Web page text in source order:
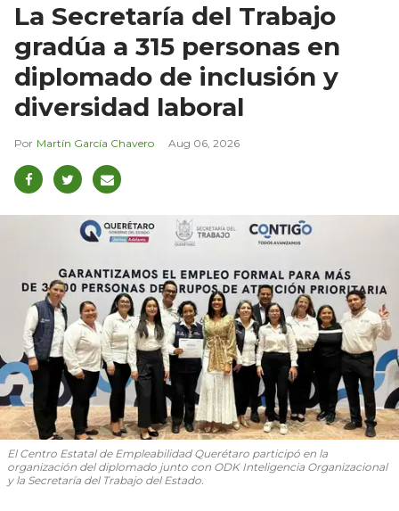
La Secretaría del Trabajo
gradúa a 315 personas en
diplomado de inclusión y
diversidad laboral
Martín García Chavero Aug 06, 2026
El Centro Estatal de Empleabilidad Querétaro participó en la
organización del diplomado junto con ODK Inteligencia Organizacional
y la Secretaría del Trabajo del Estado.